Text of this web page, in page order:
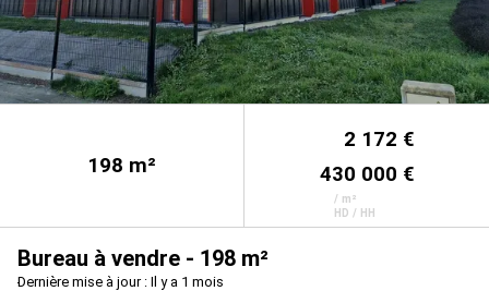
198 m²
2 172 €
430 000 €
/ m²
HD / HH
Bureau à vendre - 198 m²
Dernière mise à jour : Il y a 1 mois